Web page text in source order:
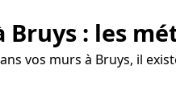
: les
vos murs à Bruys, il